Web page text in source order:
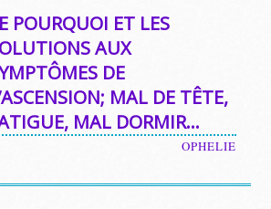
POURQUOI ET LES
AUX
DE
MAL DE TÊTE,
MAL DORMIR…
OPHELIE